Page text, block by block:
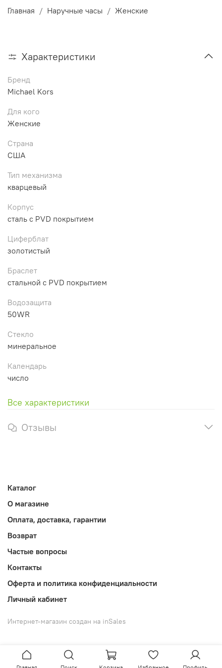
Главная Наручные часы Женские
Характеристики
Бренд
Michael Kors
Для кого
Женские
Страна
США
Тип механизма
кварцевый
Корпус
сталь с PVD покрытием
Циферблат
золотистый
Браслет
стальной с PVD покрытием
Водозащита
50WR
Стекло
минеральное
Календарь
число
Все характеристики
Отзывы
Каталог
О магазине
Оплата, доставка, гарантии
Возврат
Частые вопросы
Контакты
Оферта и политика конфиденциальности
Личный кабинет
Интернет-магазин создан на inSales